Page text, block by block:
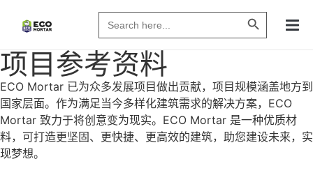
Search
for:
Search
项目参考资料
ECO Mortar 已为众多发展项目做出贡献，项目规模涵盖地方到
国家层面。作为满足当今多样化建筑需求的解决方案，ECO
Mortar 致力于将创意变为现实。ECO Mortar 是一种优质材
料，可打造更坚固、更快捷、更高效的建筑，助您建设未来，实
现梦想。